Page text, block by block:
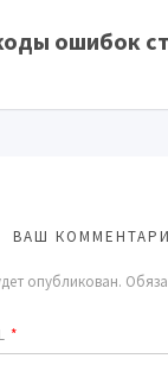
ошибок
ВАШ
опубликован.
*